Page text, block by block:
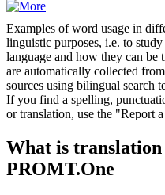
Examples of word usage in
linguistic purposes, i.e. to
language and how they can be
are automatically collected
sources using bilingual search
If you find a spelling,
or translation, use the "Report
What is
PROMT.One